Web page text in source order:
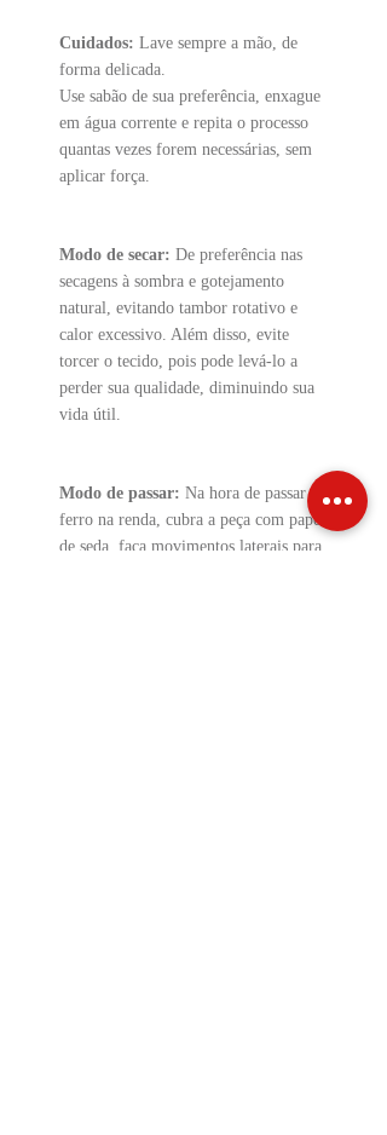
Cuidados: Lave sempre a mão, de
forma delicada.
Use sabão de sua preferência, enxague
em água corrente e repita o processo
quantas vezes forem necessárias, sem
aplicar força.
Modo de secar: De preferência nas
secagens à sombra e gotejamento
natural, evitando tambor rotativo e
calor excessivo. Além disso, evite
torcer o tecido, pois pode levá-lo a
perder sua qualidade, diminuindo sua
vida útil.
Modo de passar: Na hora de passar o
ferro na renda, cubra a peça com papel
de seda, faça movimentos laterais para